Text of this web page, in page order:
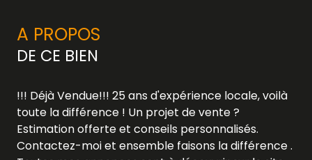
A PROPOS
DE CE BIEN
!!! Déjà Vendue!!! 25 ans d'expérience locale, voilà
toute la différence ! Un projet de vente ?
Estimation offerte et conseils personnalisés.
Contactez-moi et ensemble faisons la différence .